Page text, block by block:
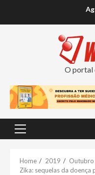
O portal
Primary
Home 2019 Outubro
Zika: sequelas da doença